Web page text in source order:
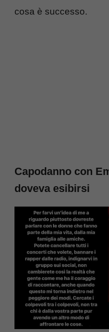
cosa è successo.
Capodanno con
doveva esibirsi